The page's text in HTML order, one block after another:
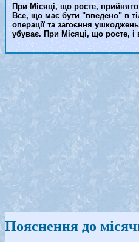
При Місяці, що росте,
Все, що має бути "введено" в
операції та загоєння
убуває. При Місяці, що росте,
Пояснення до